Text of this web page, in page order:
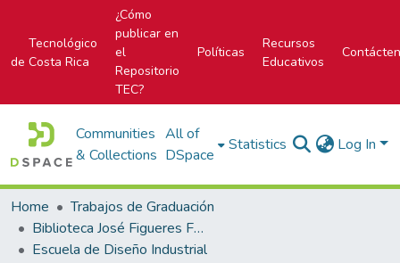
Tecnológico
de Costa Rica
¿Cómo
publicar en
el
Repositorio
TEC?
Políticas
Recursos
Educativos
Communities
& Collections
All of
DSpace
Statistics Log In
Home
Trabajos de Graduación
Biblioteca José Figueres Ferrer
Escuela de Diseño Industrial